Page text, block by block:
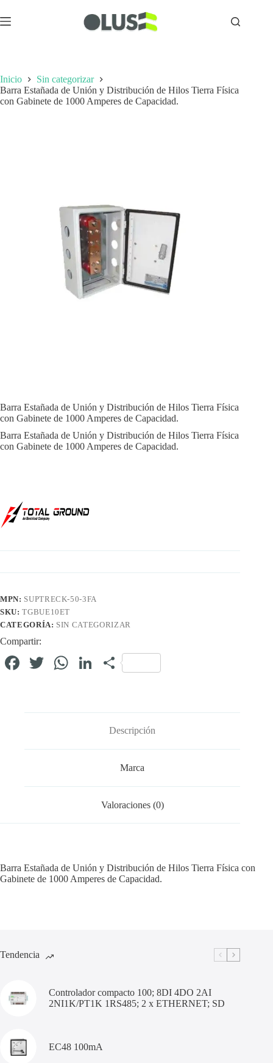
Inicio
Sin categorizar
Barra Estañada de Unión y Distribución de Hilos Tierra Física
con Gabinete de 1000 Amperes de Capacidad.
Barra Estañada de Unión y Distribución de Hilos Tierra Física
con Gabinete de 1000 Amperes de Capacidad.
Barra Estañada de Unión y Distribución de Hilos Tierra Física
con Gabinete de 1000 Amperes de Capacidad.
MPN: SUPTRECK-50-3FA
SKU:TGBUE10ET
CATEGORÍA: SIN CATEGORIZAR
Compartir:
Fa T
W
Li
In
C
pa
rti
r
Descripción
Marca
Valoraciones (0)
Barra Estañada de Unión y Distribución de Hilos Tierra Física con
Gabinete de 1000 Amperes de Capacidad.
Tendencia
Controlador compacto 100; 8DI 4DO 2AI
2NI1K/PT1K 1RS485; 2 x ETHERNET; SD
EC48 100mA